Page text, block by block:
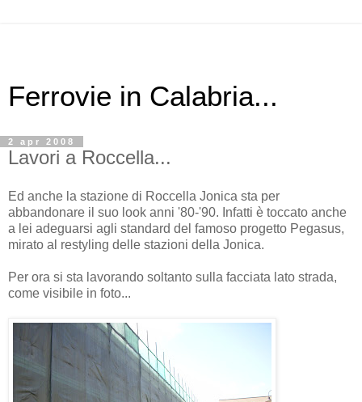
Ferrovie in Calabria...
2 apr 2008
Lavori a Roccella...
Ed anche la stazione di Roccella Jonica sta per
abbandonare il suo look anni '80-'90. Infatti è toccato anche
a lei adeguarsi agli standard del famoso progetto Pegasus,
mirato al restyling delle stazioni della Jonica.
Per ora si sta lavorando soltanto sulla facciata lato strada,
come visibile in foto...